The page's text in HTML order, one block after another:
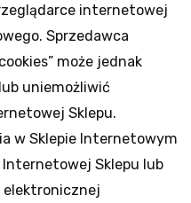
internetowej
Sprzedawca
może jednak
uniemożliwić
Sklepu.
w Sklepie Internetowym
Sklepu lub